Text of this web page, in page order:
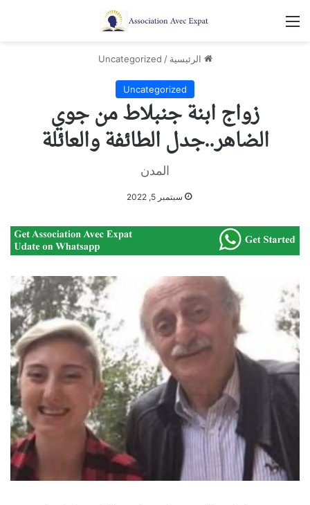
القائمة
الرئيسية /
Uncategorized
Uncategorized
زواج ابنة جنبلاط من جوي
الضاهر..جدل الطائفة والعائلة
المدن
سبتمبر 5, 2022